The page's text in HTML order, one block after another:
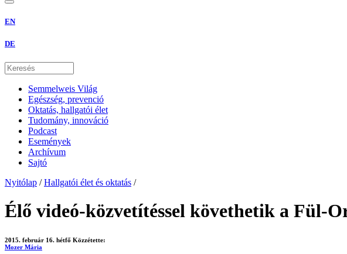
EN
DE
Semmelweis Világ
Egészség, prevenció
Oktatás, hallgatói élet
Tudomány, innováció
Podcast
Események
Archívum
Sajtó
Nyitólap / Hallgatói élet és oktatás /
Élő videó-közvetítéssel követhetik a Fül-
2015. február 16. hétfő Közzétette:
Mozer Mária